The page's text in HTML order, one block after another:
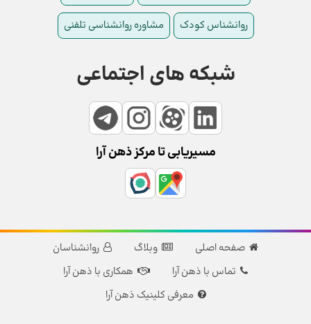
روانشناس کودک مشاوره روانشناسی تلفنی
شبکه های اجتماعی
مسیریابی تا مرکز ذهن آرا
صفحه اصلی وبلاگ
روانشناسان
تماس با ذهن آرا
همکاری با ذهن آرا
معرفی کلینیک ذهن آرا